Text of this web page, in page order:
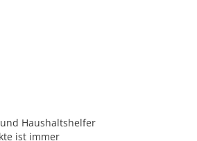
Haushaltshelfer
ist immer